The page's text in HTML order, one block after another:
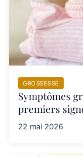
GROSSESSE
Symptômes
premiers
22 mai 2026